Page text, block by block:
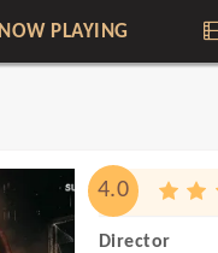
NOW PLAYING
4.0
Director